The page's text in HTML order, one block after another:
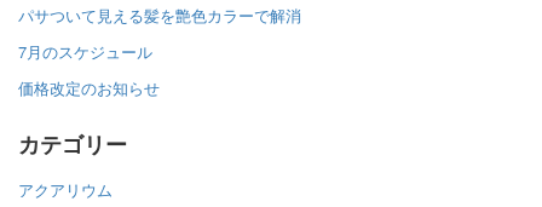
パサついて見える髪を艶色カラーで解消
7月のスケジュール
価格改定のお知らせ
カテゴリー
アクアリウム